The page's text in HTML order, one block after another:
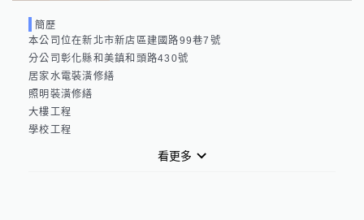
簡歷
本公司位在新北市新店區建國路99巷7號
分公司彰化縣和美鎮和頭路430號
居家水電裝潢修繕
照明裝潢修繕
大樓工程
學校工程
看更多